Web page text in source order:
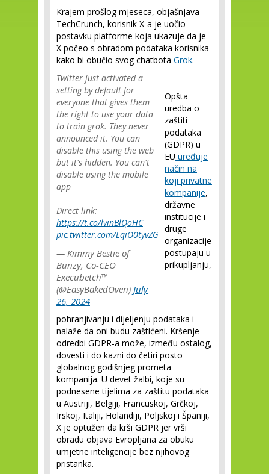
Krajem prošlog mjeseca, objašnjava
TechCrunch, korisnik X-a je uočio
postavku platforme koja ukazuje da je
X počeo s obradom podataka korisnika
kako bi obučio svog chatbota Grok.
Twitter just activated a
setting by default for
everyone that gives them
the right to use your data
to train grok. They never
announced it. You can
disable this using the web
but it's hidden. You can't
disable using the mobile
app
Direct link:
https://t.co/lvinBlQoHC
pic.twitter.com/LqiO0tyvZG
— Kimmy Bestie of
Bunzy, Co-CEO
Execubetch™️
(@EasyBakedOven) July
26, 2024
Opšta
uredba o
zaštiti
podataka
(GDPR) u
EU uređuje
način na
koji privatne
kompanije,
državne
institucije i
druge
organizacije
postupaju u
prikupljanju,
pohranjivanju i dijeljenju podataka i
nalaže da oni budu zaštićeni. Kršenje
odredbi GDPR-a može, između ostalog,
dovesti i do kazni do četiri posto
globalnog godišnjeg prometa
kompanija. U devet žalbi, koje su
podnesene tijelima za zaštitu podataka
u Austriji, Belgiji, Francuskoj, Grčkoj,
Irskoj, Italiji, Holandiji, Poljskoj i Španiji,
X je optužen da krši GDPR jer vrši
obradu objava Evropljana za obuku
umjetne inteligencije bez njihovog
pristanka.